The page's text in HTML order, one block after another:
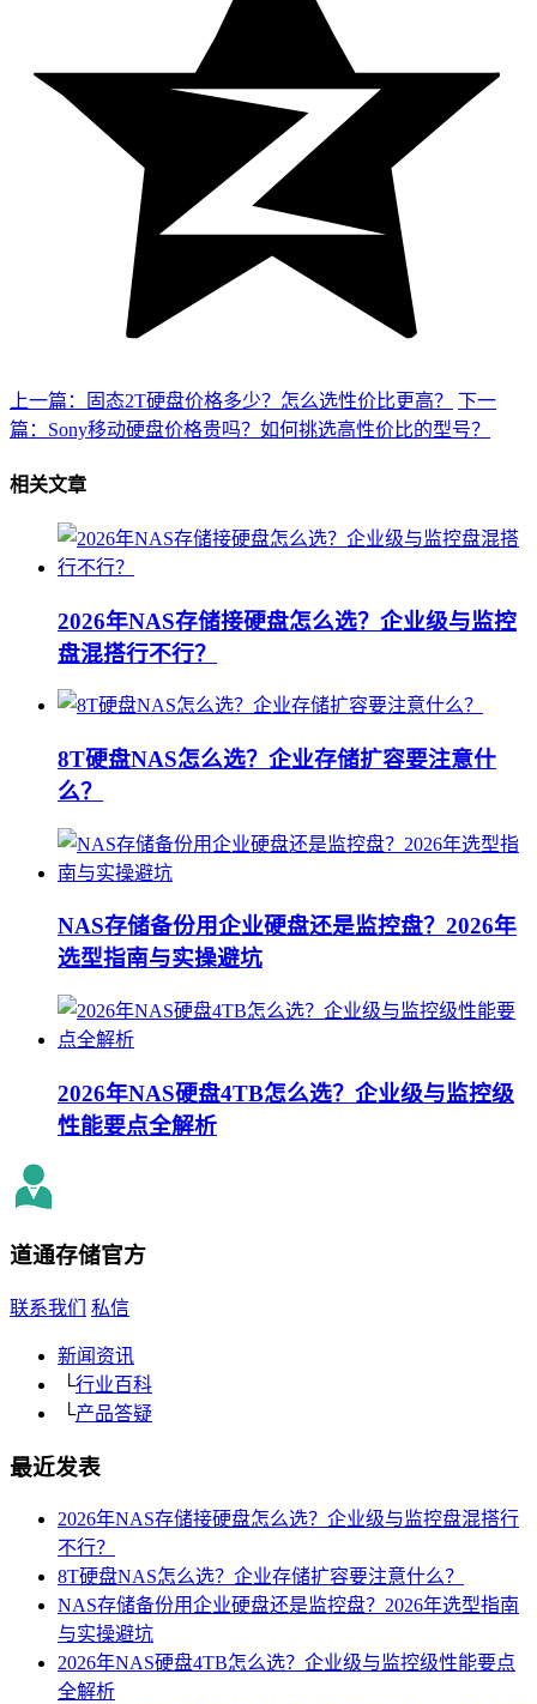
上一篇：固态2T硬盘价格多少？怎么选性价比更高？
下一
篇：Sony移动硬盘价格贵吗？如何挑选高性价比的型号？
相关文章
2026年NAS存储接硬盘怎么选？企业级与监控
盘混搭行不行？
8T硬盘NAS怎么选？企业存储扩容要注意什
么？
NAS存储备份用企业硬盘还是监控盘？2026年
选型指南与实操避坑
2026年NAS硬盘4TB怎么选？企业级与监控级
性能要点全解析
道通存储官方
联系我们 私信
新闻资讯
└行业百科
└产品答疑
最近发表
2026年NAS存储接硬盘怎么选？企业级与监控盘混搭行
不行？
8T硬盘NAS怎么选？企业存储扩容要注意什么？
NAS存储备份用企业硬盘还是监控盘？2026年选型指南
与实操避坑
2026年NAS硬盘4TB怎么选？企业级与监控级性能要点
全解析